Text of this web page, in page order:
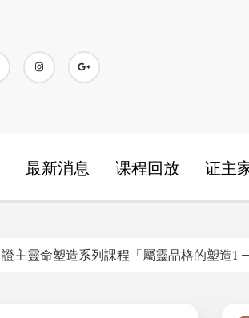
最新消息 课程回放 证主
證主靈命塑造系列課程「屬靈品格的塑造1 —